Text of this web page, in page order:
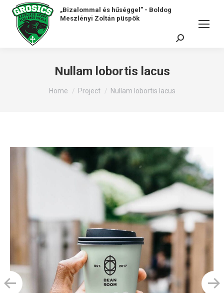
„Bizalommal és hűséggel” - Boldog
Meszlényi Zoltán püspök
Search:
Nullam lobortis lacus
You are here:
Home Project Nullam lobortis lacus